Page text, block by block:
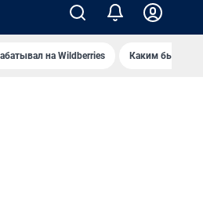
на Wildberries Каким было